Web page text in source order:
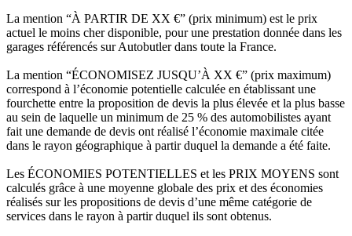
La mention “À PARTIR DE XX €” (prix minimum) est le prix
actuel le moins cher disponible, pour une prestation donnée dans les
garages référencés sur Autobutler dans toute la France.
La mention “ÉCONOMISEZ JUSQU’À XX €” (prix maximum)
correspond à l’économie potentielle calculée en établissant une
fourchette entre la proposition de devis la plus élevée et la plus basse
au sein de laquelle un minimum de 25 % des automobilistes ayant
fait une demande de devis ont réalisé l’économie maximale citée
dans le rayon géographique à partir duquel la demande a été faite.
Les ÉCONOMIES POTENTIELLES et les PRIX MOYENS sont
calculés grâce à une moyenne globale des prix et des économies
réalisés sur les propositions de devis d’une même catégorie de
services dans le rayon à partir duquel ils sont obtenus.